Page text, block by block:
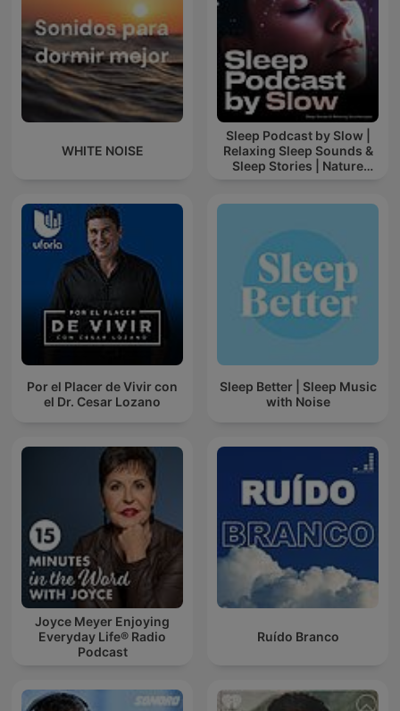
WHITE NOISE
Sleep Podcast by Slow |
Relaxing Sleep Sounds &
Sleep Stories | Nature
Por el Placer de Vivir con
el Dr. Cesar Lozano
Sleep Better | Sleep Music
with Noise
Joyce Meyer Enjoying
Everyday Life® Radio
Podcast
Ruído Branco